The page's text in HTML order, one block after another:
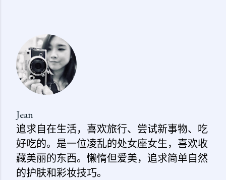
论
Jean
追求自在生活，喜欢旅行、尝试新事物、吃
好吃的。是一位凌乱的处女座女生，喜欢收
藏美丽的东西。懒惰但爱美，追求简单自然
的护肤和彩妆技巧。